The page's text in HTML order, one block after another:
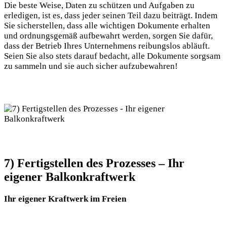
Die ⁣beste Weise, Daten‌ zu schützen ⁤und Aufgaben zu
erledigen, ist ⁢es, dass jeder seinen Teil dazu beiträgt. ​Indem
Sie sicherstellen, dass alle wichtigen Dokumente erhalten
und ordnungsgemäß‍ aufbewahrt werden, ⁤sorgen Sie dafür,
⁤dass ⁣der Betrieb Ihres Unternehmens reibungslos abläuft.
Seien Sie also stets darauf bedacht,⁢ alle Dokumente sorgsam
zu sammeln ⁤und sie auch sicher aufzubewahren!
7) Fertigstellen ⁣des Prozesses – Ihr
eigener Balkonkraftwerk
Ihr​ eigener Kraftwerk im Freien